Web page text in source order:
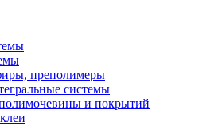
преполимеры
системы
и покрытий